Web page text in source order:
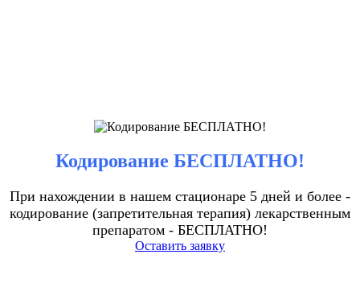
Кодирование БЕСПЛАТНО!
При нахождении в нашем стационаре 5 дней и более -
кодирование (запретительная терапия) лекарственным
препаратом - БЕСПЛАТНО!
Оставить заявку